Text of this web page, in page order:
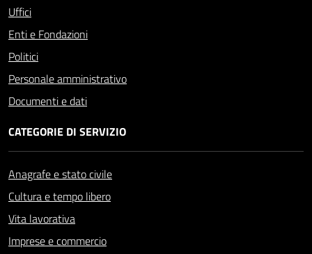
Uffici
Enti e Fondazioni
Politici
Personale amministrativo
Documenti e dati
CATEGORIE DI SERVIZIO
Anagrafe e stato civile
Cultura e tempo libero
Vita lavorativa
Imprese e commercio